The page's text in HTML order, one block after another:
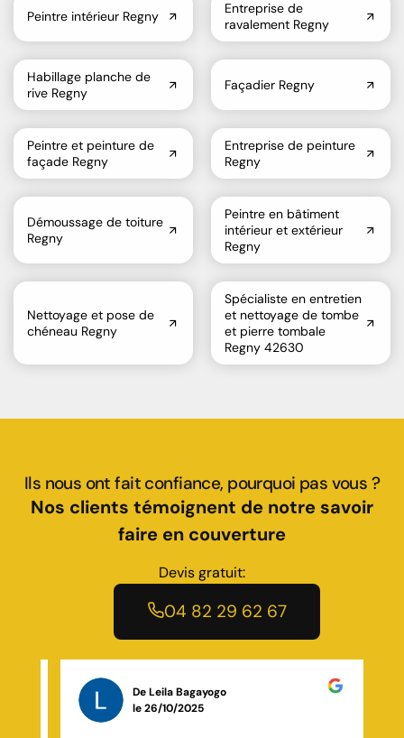
Peintre intérieur Regny
Entreprise de
ravalement Regny
Habillage planche de
rive Regny
Façadier Regny
Peintre et peinture de
façade Regny
Entreprise de peinture
Regny
Démoussage de toiture
Regny
Peintre en bâtiment
intérieur et extérieur
Regny
Nettoyage et pose de
chéneau Regny
Spécialiste en entretien
et nettoyage de tombe
et pierre tombale
Regny 42630
Ils nous ont fait confiance, pourquoi pas vous ?
Nos clients témoignent de notre savoir
faire en couverture
Devis gratuit:
04 82 29 62 67
De Anthony GEAY
le 23/11/2025